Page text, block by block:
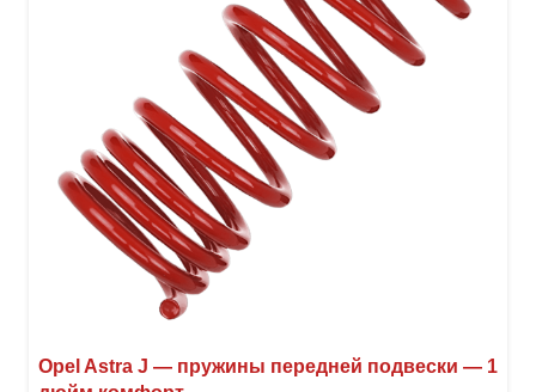
Opel Astra J — пружины передней подвески — 1